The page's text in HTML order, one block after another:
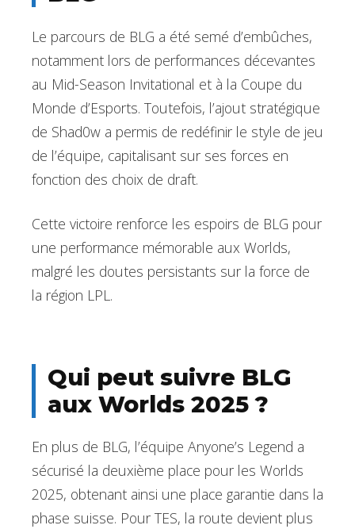
Le parcours de BLG a été semé d’embûches,
notamment lors de performances décevantes
au Mid-Season Invitational et à la Coupe du
Monde d’Esports. Toutefois, l’ajout stratégique
de Shad0w a permis de redéfinir le style de jeu
de l’équipe, capitalisant sur ses forces en
fonction des choix de draft.
Cette victoire renforce les espoirs de BLG pour
une performance mémorable aux Worlds,
malgré les doutes persistants sur la force de
la région LPL.
Qui peut suivre BLG
aux Worlds 2025 ?
En plus de BLG, l’équipe Anyone’s Legend a
sécurisé la deuxième place pour les Worlds
2025, obtenant ainsi une place garantie dans la
phase suisse. Pour TES, la route devient plus